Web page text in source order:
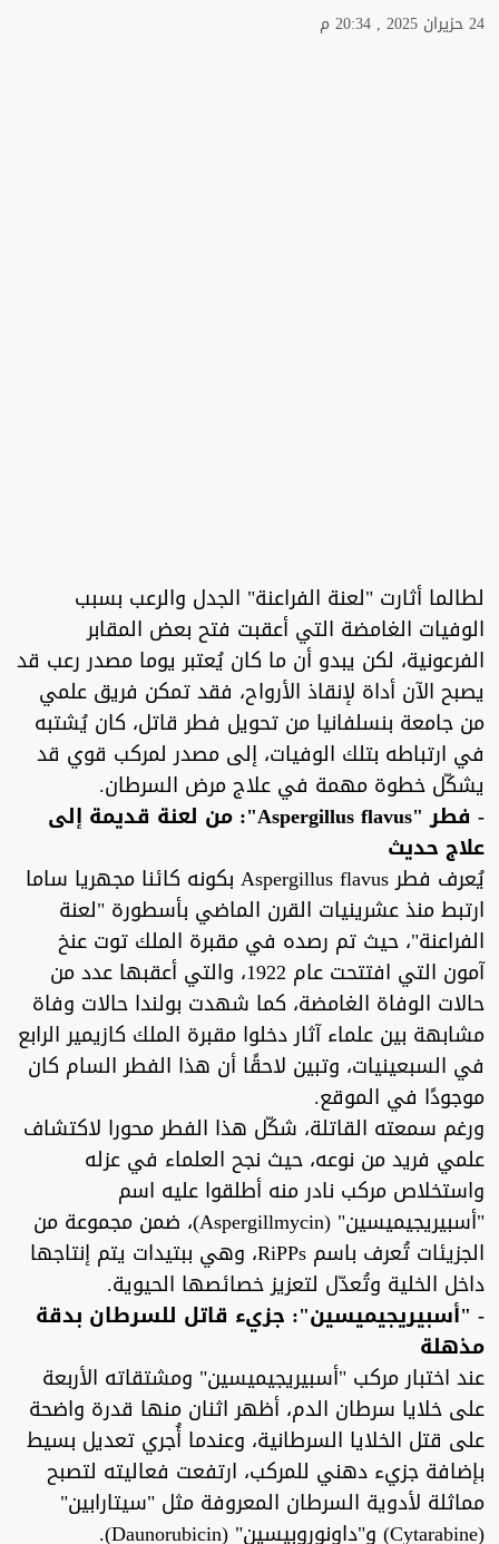
24 حزيران 2025 , 20:34 م
لطالما أثارت "لعنة الفراعنة" الجدل والرعب بسبب
الوفيات الغامضة التي أعقبت فتح بعض المقابر
الفرعونية، لكن يبدو أن ما كان يُعتبر يوما مصدر رعب قد
يصبح الآن أداة لإنقاذ الأرواح، فقد تمكن فريق علمي
من جامعة بنسلفانيا من تحويل فطر قاتل، كان يُشتبه
في ارتباطه بتلك الوفيات، إلى مصدر لمركب قوي قد
يشكّل خطوة مهمة في علاج مرض السرطان.
- فطر "Aspergillus flavus": من لعنة قديمة إلى
علاج حديث
يُعرف فطر Aspergillus flavus بكونه كائنا مجهريا ساما
ارتبط منذ عشرينيات القرن الماضي بأسطورة "لعنة
الفراعنة"، حيث تم رصده في مقبرة الملك توت عنخ
آمون التي افتتحت عام 1922، والتي أعقبها عدد من
حالات الوفاة الغامضة، كما شهدت بولندا حالات وفاة
مشابهة بين علماء آثار دخلوا مقبرة الملك كازيمير الرابع
في السبعينيات، وتبين لاحقًا أن هذا الفطر السام كان
موجودًا في الموقع.
ورغم سمعته القاتلة، شكّل هذا الفطر محورا لاكتشاف
علمي فريد من نوعه، حيث نجح العلماء في عزله
واستخلاص مركب نادر منه أطلقوا عليه اسم
"أسبيريجيميسين" (Aspergillmycin)، ضمن مجموعة من
الجزيئات تُعرف باسم RiPPs، وهي ببتيدات يتم إنتاجها
داخل الخلية وتُعدّل لتعزيز خصائصها الحيوية.
- "أسبيريجيميسين": جزيء قاتل للسرطان بدقة
مذهلة
عند اختبار مركب "أسبيريجيميسين" ومشتقاته الأربعة
على خلايا سرطان الدم، أظهر اثنان منها قدرة واضحة
على قتل الخلايا السرطانية، وعندما أُجري تعديل بسيط
بإضافة جزيء دهني للمركب، ارتفعت فعاليته لتصبح
مماثلة لأدوية السرطان المعروفة مثل "سيتارابين"
(Cytarabine) و"داونوروبيسين" (Daunorubicin).